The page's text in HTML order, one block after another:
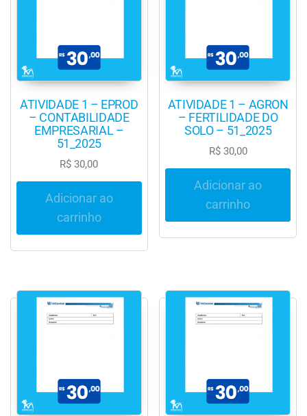
ATIVIDADE 1 – EPROD
– CONTABILIDADE
EMPRESARIAL –
51_2025
R$ 30,00
Adicionar ao
carrinho
ATIVIDADE 1 – AGRON
– FERTILIDADE DO
SOLO – 51_2025
R$30,00
Adicionar ao
carrinho